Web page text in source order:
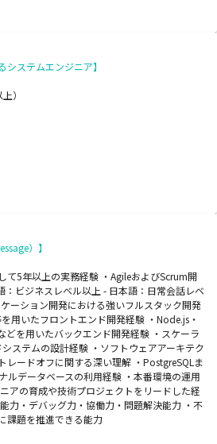
システムエンジニア】
）
）】
て5年以上の実務経験 ・AgileおよびScrum開
：ビジネスレベル以上 - 日本語：日常会話レベ
ーション開発における強いフルスタック開発
用いたフロントエンド開発経験 ・Node.js・
を用いたバックエンド開発経験 ・スケーラ
ステムの設計経験 ・ソフトウェアアーキテク
レードオフに関する深い理解 ・PostgreSQLま
ルデータベースの利用経験 ・本番環境の運用
アの育成や技術プロジェクトをリードした経
力・デバッグ力・協働力・問題解決能力 ・不
課題を推進できる能力